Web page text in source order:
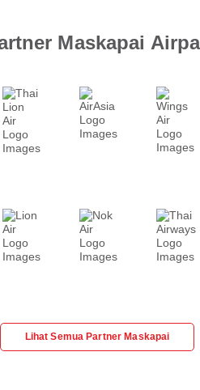
Maskapai
Lihat Semua Partner Maskapai